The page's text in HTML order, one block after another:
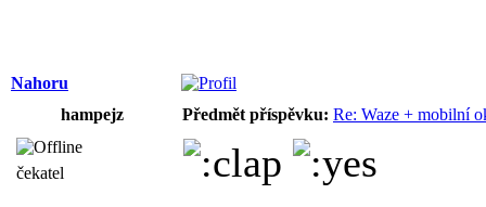
Nahoru
hampejz
Předmět příspěvku: Re: Waze + mobilní
čekatel